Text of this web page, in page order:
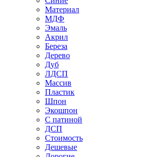
Материал
МДФ
Эмаль
Акрил
Береза
Дерево
Дуб
ЛДСП
Массив
Пластик
Шпон
Экошпон
С патиной
ДСП
Стоимость
Дешевые